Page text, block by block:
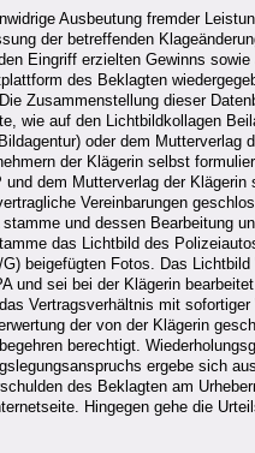
Ausbeutung fremder
der betreffenden
Eingriff erzielten Gewinns
des Beklagten
Zusammenstellung dieser
wie auf den Lichtbildkollagen
oder dem Mutterverlag
der Klägerin selbst
dem Mutterverlag der Klägerin
Vereinbarungen
und dessen Bearbeitung
das Lichtbild des
beigefügten Fotos. Das
und sei bei der Klägerin
Vertragsverhältnis mit sofortiger
der von der Klägerin
berechtigt.
ergebe sich aus
des Beklagten am
Hingegen gehe die